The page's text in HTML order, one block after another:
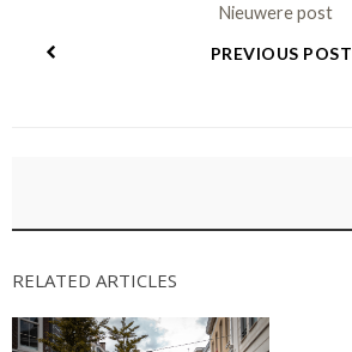
Nieuwere post
PREVIOUS POST
RELATED ARTICLES